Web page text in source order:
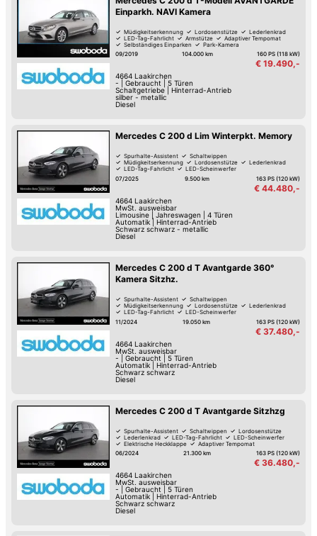
inserieren!
Einparkh. NAVI Kamera
Müdigkeitserkennung Lordosenstütze
Lederlenkrad
LED-Tag-Fahrlicht
Armstütze
Adaptiver Tempomat
Selbständiges Einparken
Park-Kamera
09/2019
104.000 km 160 PS (118 kW)
€ 19.490,-
4664 Laakirchen
-
Gebraucht
5 Türen
Schaltgetriebe| Hinterrad-Antrieb
silber - metallic
Diesel
Mercedes C 200 d Lim Winterpkt. Memory
Spurhalte-Assistent
Schaltwippen
Müdigkeitserkennung
Lordosenstütze
Lederlenkrad
LED-Tag-Fahrlicht
LED-Scheinwerfer
Elektrische Heckklappe
07/2025 9.500 km 163 PS (120 kW)
€ 44.480,-
4664 Laakirchen
MwSt. ausweisbar
Limousine| Jahreswagen
4 Türen
Automatik| Hinterrad-Antrieb
Schwarz schwarz - metallic
Diesel
Mercedes C 200 d T Avantgarde 360°
Kamera Sitzhz.
Spurhalte-Assistent
Schaltwippen
Müdigkeitserkennung
Lordosenstütze
Lederlenkrad
LED-Tag-Fahrlicht
LED-Scheinwerfer
Elektrische Heckklappe
11/2024 19.050 km 163 PS (120 kW)
€ 37.480,-
4664 Laakirchen
MwSt. ausweisbar
-
Gebraucht
5 Türen
Automatik| Hinterrad-Antrieb
Schwarz schwarz
Diesel
Mercedes C 200 d T Avantgarde Sitzhzg
Spurhalte-Assistent Schaltwippen
Lordosenstütze
Lederlenkrad
LED-Tag-Fahrlicht
LED-Scheinwerfer
Elektrische Heckklappe
Adaptiver Tempomat
06/2024
21.300 km 163 PS (120 kW)
€ 36.480,-
4664 Laakirchen
MwSt. ausweisbar
-
Gebraucht
5 Türen
Automatik| Hinterrad-Antrieb
Schwarz schwarz
Diesel